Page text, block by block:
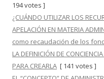
194 votes ]
¿CUÁNDO UTILIZAR LOS
APELACIÓN EN MATERIA
como recaudación de los
LA DEFINICIÓN DE
PARA CREARLA [ 141 votes ]